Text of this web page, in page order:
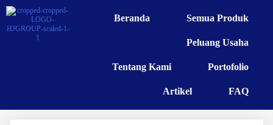
Beranda Semua Produk
Peluang Usaha
Tentang Kami Portofolio
Artikel FAQ